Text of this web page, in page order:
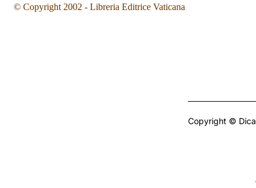
© Copyright 2002 - Libreria Editrice Vaticana
Copyright ©